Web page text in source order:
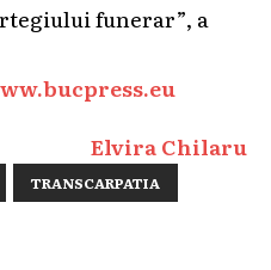
funerar”, a
Elvira Chilaru
TRANSCARPATIA